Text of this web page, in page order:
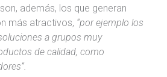
además, los que generan
más atractivos, “por ejemplo los
a grupos muy
de calidad, como